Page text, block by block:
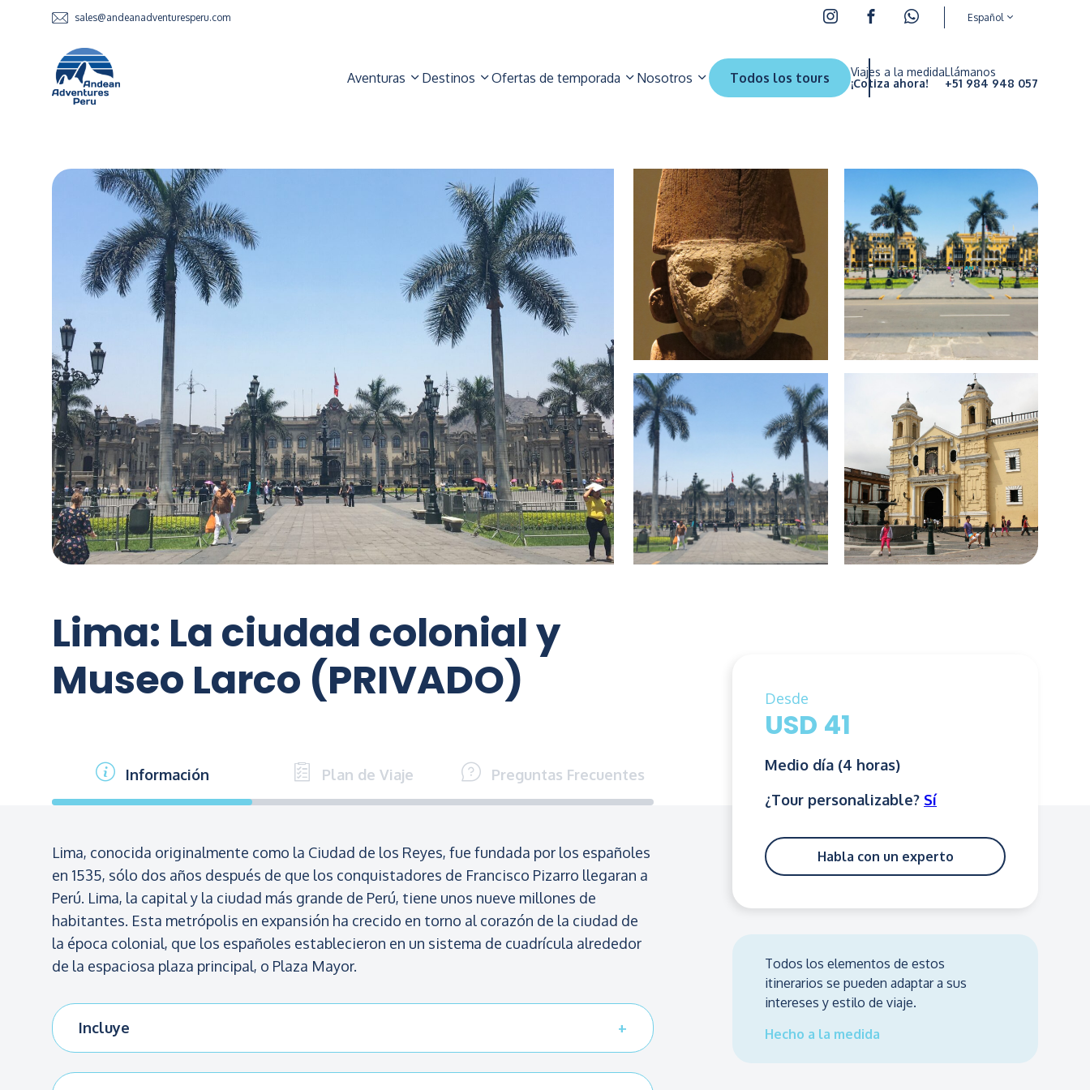
sales@andeanadventuresperu.com Español
Aventuras Destinos Ofertas de temporada Nosotros Todos los tours
Viajes a la medida
¡Cotiza ahora!
Llámanos
+51 984 948 057
Lima: La ciudad colonial y
Museo Larco (PRIVADO)
Información Plan de Viaje Preguntas Frecuentes
Lima, conocida originalmente como la Ciudad de los Reyes, fue fundada por los españoles
en 1535, sólo dos años después de que los conquistadores de Francisco Pizarro llegaran a
Perú. Lima, la capital y la ciudad más grande de Perú, tiene unos nueve millones de
habitantes. Esta metrópolis en expansión ha crecido en torno al corazón de la ciudad de
la época colonial, que los españoles establecieron en un sistema de cuadrícula alrededor
de la espaciosa plaza principal, o Plaza Mayor.
Incluye
Todo el transporte
Desde
USD 41
Medio día (4 horas)
¿Tour personalizable? Sí
Habla con un experto
Todos los elementos de estos
itinerarios se pueden adaptar a sus
intereses y estilo de viaje.
Hecho a la medida